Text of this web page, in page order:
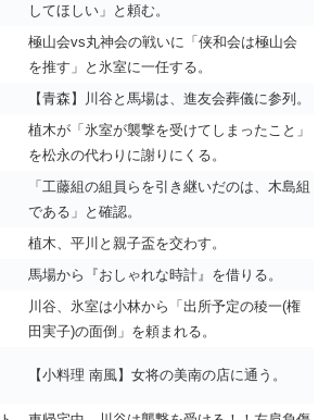
してほしい」と頼む。
極山会vs丸神会の戦いに「侠和会は極山会
を推す」と氷室に一任する。
【青森】川谷と馬場は、進友会葬儀に参列。
植木が「氷室が襲撃を受けてしまったこと」
を松永の代わりに謝りにくる。
「工藤組の組員らを引き継いだのは、木島組
である」と確認。
植木、平川と親子盃を交わす。
馬場から『おしゃれな時計』を借りる。
川谷、氷室は小林から「出所予定の稜一(権
田実子)の面倒」を頼まれる。
【小料理 南風】女将の美南の店に通う。